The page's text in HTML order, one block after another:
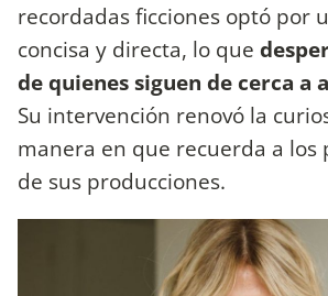
recordadas ficciones optó por
concisa y directa, lo que
de quienes siguen de cerca a
Su intervención renovó la
manera en que recuerda a los
de sus producciones.